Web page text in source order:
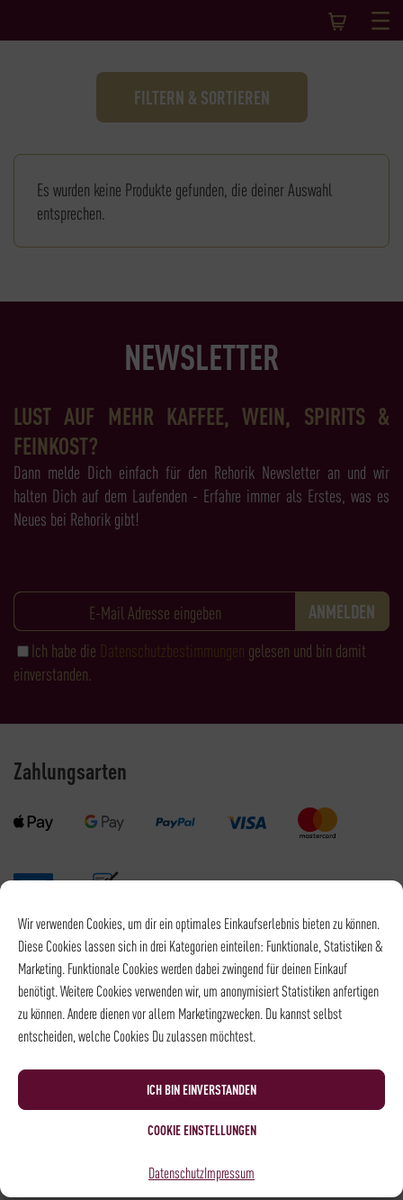
Wir verwenden Cookies, um dir ein optimales Einkaufserlebnis bieten zu können.
Diese Cookies lassen sich in drei Kategorien einteilen: Funktionale, Statistiken &
Marketing. Funktionale Cookies werden dabei zwingend für deinen Einkauf
benötigt. Weitere Cookies verwenden wir, um anonymisiert Statistiken anfertigen
zu können. Andere dienen vor allem Marketingzwecken. Du kannst selbst
entscheiden, welche Cookies Du zulassen möchtest.
ICH BIN EINVERSTANDEN
COOKIE EINSTELLUNGEN
DatenschutzImpressum
FILTERN & SORTIEREN
Es wurden keine Produkte gefunden, die deiner Auswahl
entsprechen.
NEWSLETTER
LUST AUF MEHR KAFFEE, WEIN, SPIRITS &
FEINKOST?
Dann melde Dich einfach für den Rehorik Newsletter an und wir
halten Dich auf dem Laufenden - Erfahre immer als Erstes, was es
Neues bei Rehorik gibt!
Ich habe die Datenschutzbestimmungen gelesen und bin damit
einverstanden.
Zahlungsarten
Versandpartner
Versandkosten DHL: 6,5 €
Kostenloser Versand mit DHL ab: 55 €
* Alle Preise sind inkl. MwSt., zzgl.Versand